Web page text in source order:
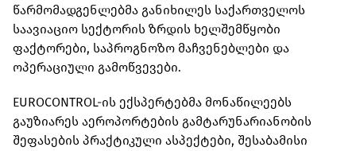
წარმომადგენლებმა განიხილეს საქართველოს
საავიაციო სექტორის ზრდის ხელშემწყობი
ფაქტორები, საპროგნოზო მაჩვენებლები და
ოპერაციული გამოწვევები.
EUROCONTROL-ის ექსპერტებმა მონაწილეებს
გაუზიარეს აეროპორტების გამტარუნარიანობის
შეფასების პრაქტიკული ასპექტები, შესაბამისი